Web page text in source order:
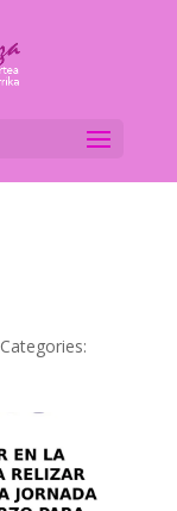
Categories: